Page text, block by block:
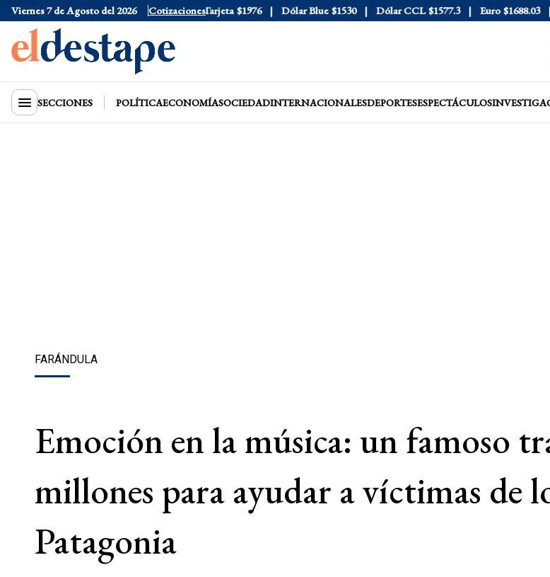
Viernes 7 de Agosto del 2026 Cotizaciones
Dólar Oficial $1520 Dólar Tarjeta $1976 Dólar Blue $1530 Dólar CCL $1577.3 Euro $1688.03
SECCIONES POLÍTICAECONOMÍASOCIEDADINTERNACIONALESDEPORTESESPECTÁCULOS
FARÁNDULA
Emoción en la música: un famoso
millones para ayudar a víctimas de
Patagonia